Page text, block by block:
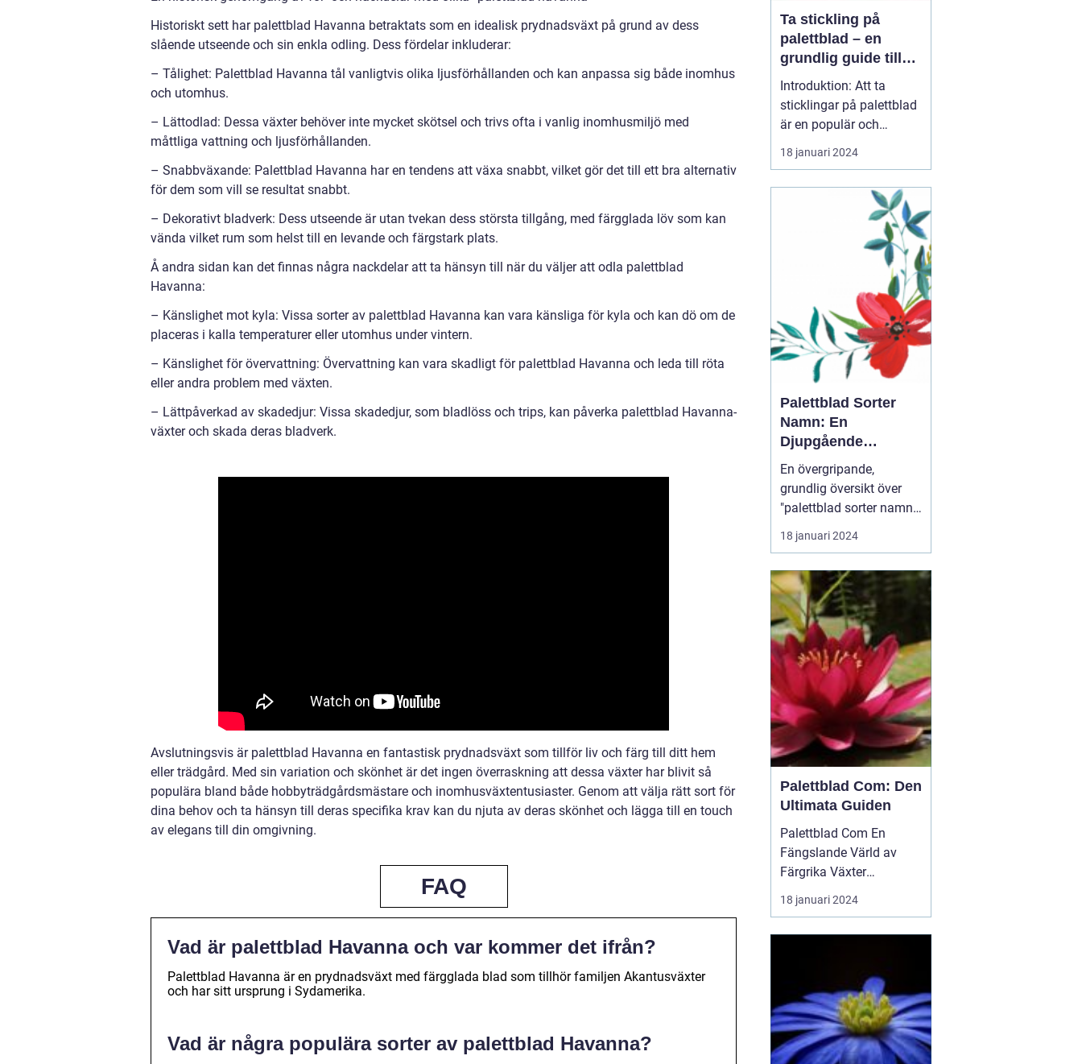
Historiskt sett har palettblad Havanna betraktats som en idealisk prydnadsväxt på grund av dess
slående utseende och sin enkla odling. Dess fördelar inkluderar:
– Tålighet: Palettblad Havanna tål vanligtvis olika ljusförhållanden och kan anpassa sig både inomhus
och utomhus.
– Lättodlad: Dessa växter behöver inte mycket skötsel och trivs ofta i vanlig inomhusmiljö med
måttliga vattning och ljusförhållanden.
– Snabbväxande: Palettblad Havanna har en tendens att växa snabbt, vilket gör det till ett bra alternativ
för dem som vill se resultat snabbt.
– Dekorativt bladverk: Dess utseende är utan tvekan dess största tillgång, med färgglada löv som kan
vända vilket rum som helst till en levande och färgstark plats.
Å andra sidan kan det finnas några nackdelar att ta hänsyn till när du väljer att odla palettblad
Havanna:
– Känslighet mot kyla: Vissa sorter av palettblad Havanna kan vara känsliga för kyla och kan dö om de
placeras i kalla temperaturer eller utomhus under vintern.
– Känslighet för övervattning: Övervattning kan vara skadligt för palettblad Havanna och leda till röta
eller andra problem med växten.
– Lättpåverkad av skadedjur: Vissa skadedjur, som bladlöss och trips, kan påverka palettblad Havanna-
växter och skada deras bladverk.
Avslutningsvis är palettblad Havanna en fantastisk prydnadsväxt som tillför liv och färg till ditt hem
eller trädgård. Med sin variation och skönhet är det ingen överraskning att dessa växter har blivit så
populära bland både hobbyträdgårdsmästare och inomhusväxtentusiaster. Genom att välja rätt sort för
dina behov och ta hänsyn till deras specifika krav kan du njuta av deras skönhet och lägga till en touch
av elegans till din omgivning.
FAQ
Vad är palettblad Havanna och var kommer det ifrån?
Palettblad Havanna är en prydnadsväxt med färgglada blad som tillhör familjen Akantusväxter
och har sitt ursprung i Sydamerika.
Vad är några populära sorter av palettblad Havanna?
Ta stickling på
palettblad – en
grundlig guide till
framgångsrik
förökning
Introduktion: Att ta
sticklingar på palettblad
är en populär och
spännande metod för att
föröka och sprida denna
artikel kommer vi att gå
in i detaljer om hur du
kan ta sticklingar på
palettblad, vilka olika
18 januari 2024
Palettblad Sorter
Namn: En
Djupgående
Översikt
En övergripande,
grundlig översikt över
"palettblad sorter namn"
Palettblad eller Coleus är
en populär växt som
färg och livlighet i
trädgårdar och
inomhusmiljöer. Dess
iögonfallande blad
kommer i olika färger,
former och ...
18 januari 2024
Palettblad Com: Den
Ultimata Guiden
Palettblad Com En
Fängslande Värld av
Färgrika Växter
Palettblad Com är en
populär webbplats bland
18 januari 2024